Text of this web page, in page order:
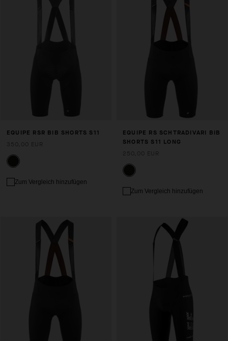
EQUIPE RSR BIB SHORTS S11
Zum Vergleich hinzufügen
EQUIPE RS SCHTRADIVARI BIB
SHORTS S11 LONG
Zum Vergleich hinzufügen